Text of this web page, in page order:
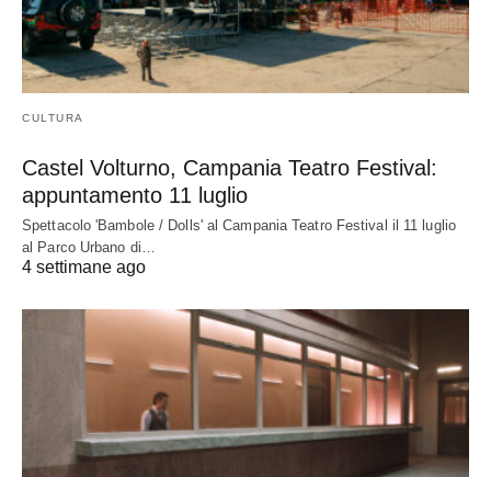
CULTURA
Castel Volturno, Campania Teatro Festival:
appuntamento 11 luglio
Spettacolo 'Bambole / Dolls' al Campania Teatro Festival il 11 luglio
al Parco Urbano di…
4 settimane ago